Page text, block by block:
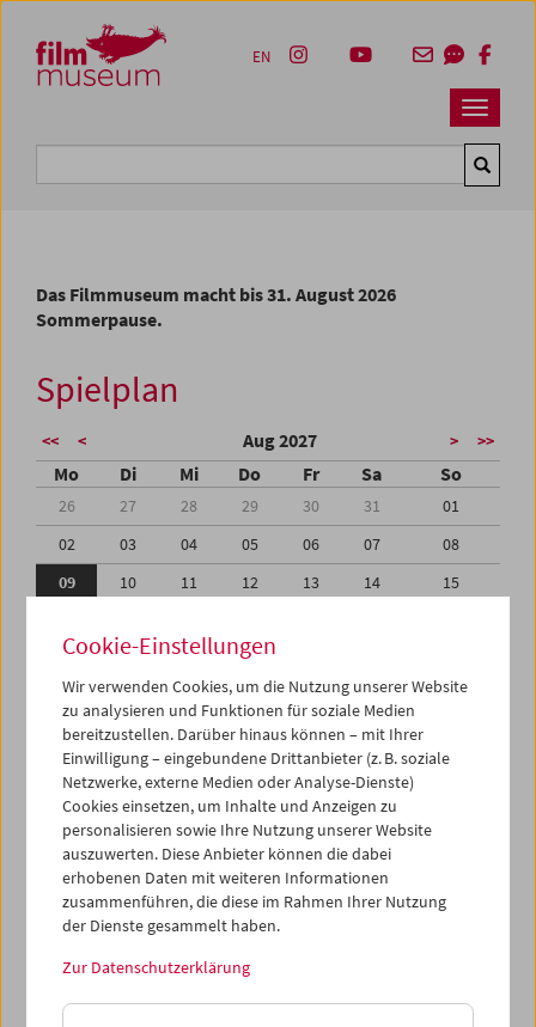
Zum Inhalt
Zum Hauptmenü
Zur Servicenavigation
Zum Suche
Navbar
EN
Das Filmmuseum macht bis 31. August 2026
Sommerpause.
Spielplan
<< < Aug 2027 > >>
Mo Di Mi Do Fr Sa So
26 27 28 29 30 31
01
02
03 04 05 06 07
08
09
10 11 12 13 14
15
23
24 25 26
30
31 01 02 03 04 05
iCalender
Programmheft-PDF
English language or subtitles
< Vorherige Woche
Mo 9.8.
Cookie-Einstellungen
Wir verwenden Cookies, um die Nutzung unserer Website
zu analysieren und Funktionen für soziale Medien
bereitzustellen. Darüber hinaus können – mit Ihrer
Einwilligung – eingebundene Drittanbieter (z. B. soziale
Netzwerke, externe Medien oder Analyse-Dienste)
Cookies einsetzen, um Inhalte und Anzeigen zu
personalisieren sowie Ihre Nutzung unserer Website
auszuwerten. Diese Anbieter können die dabei
erhobenen Daten mit weiteren Informationen
zusammenführen, die diese im Rahmen Ihrer Nutzung
der Dienste gesammelt haben.
Zur Datenschutzerklärung